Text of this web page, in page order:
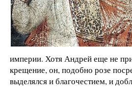
империи. Хотя Андрей еще не
крещение, он, подобно розе
выделялся и благочестием, и